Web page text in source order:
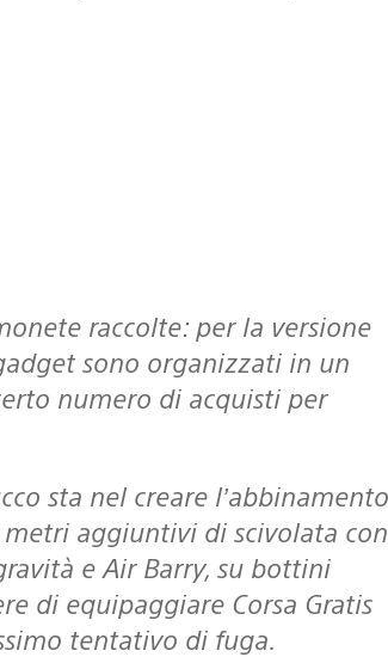
sono organizzati in un
numero di acquisti per
aggiuntivi di scivolata con
e Air Barry, su bottini
di equipaggiare Corsa Gratis
tentativo di fuga.